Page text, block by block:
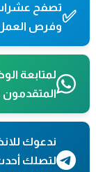
✅تصفح عشرات
وفرص العمل
لمتابعة
المتقدمون
ندعوك
لتصلك أحدث